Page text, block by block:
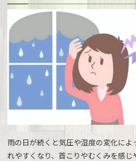
雨の日が続くと気圧や湿度の変化によ
れやすくなり、首こりやむくみを感じ